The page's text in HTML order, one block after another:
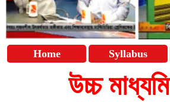
Home Syllabus
উচ্চ